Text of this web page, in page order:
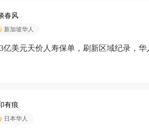
春风
新加坡华人
亿美元天价人寿保单，刷新区域纪录，华
有痕
日本华人